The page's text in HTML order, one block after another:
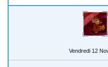
Vendredi 12